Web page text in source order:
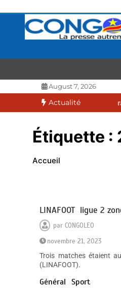
contenu
La presse autrement
August 7, 2026
Actualité
2027 débutera officiellement
Étiquette :
Accueil
LINAFOOT ligue 2
parCONGOLEO
novembre 21, 2023
Trois matches étaient
(LINAFOOT).
Général Sport